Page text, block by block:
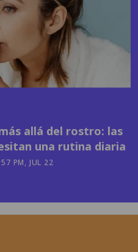
una rutina diaria
PM, JUL 22